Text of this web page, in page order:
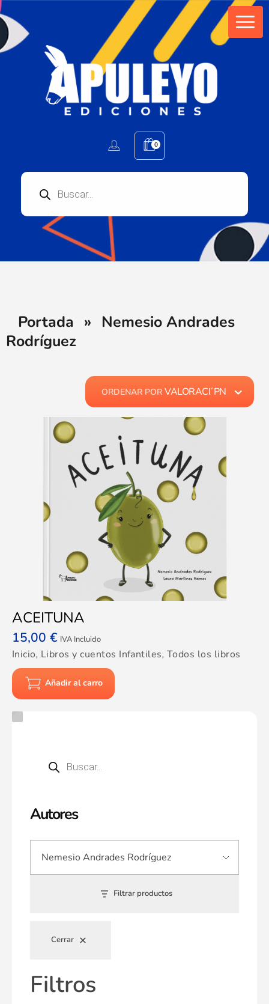
0
Portada » Nemesio Andrades
Rodríguez
Autores
Filtrar productos
Cerrar
Filtros
ORDENAR PORVALORACI´PN
ACEITUNA
15,00 € IVA Incluido
Inicio, Libros y cuentos Infantiles, Todos los libros
Añadir al carro